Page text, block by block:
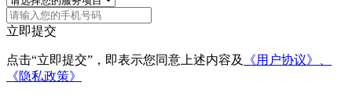
立即提交
点击“立即提交”，即表示您同意上述内容及
《用户协议》、
《隐私政策》